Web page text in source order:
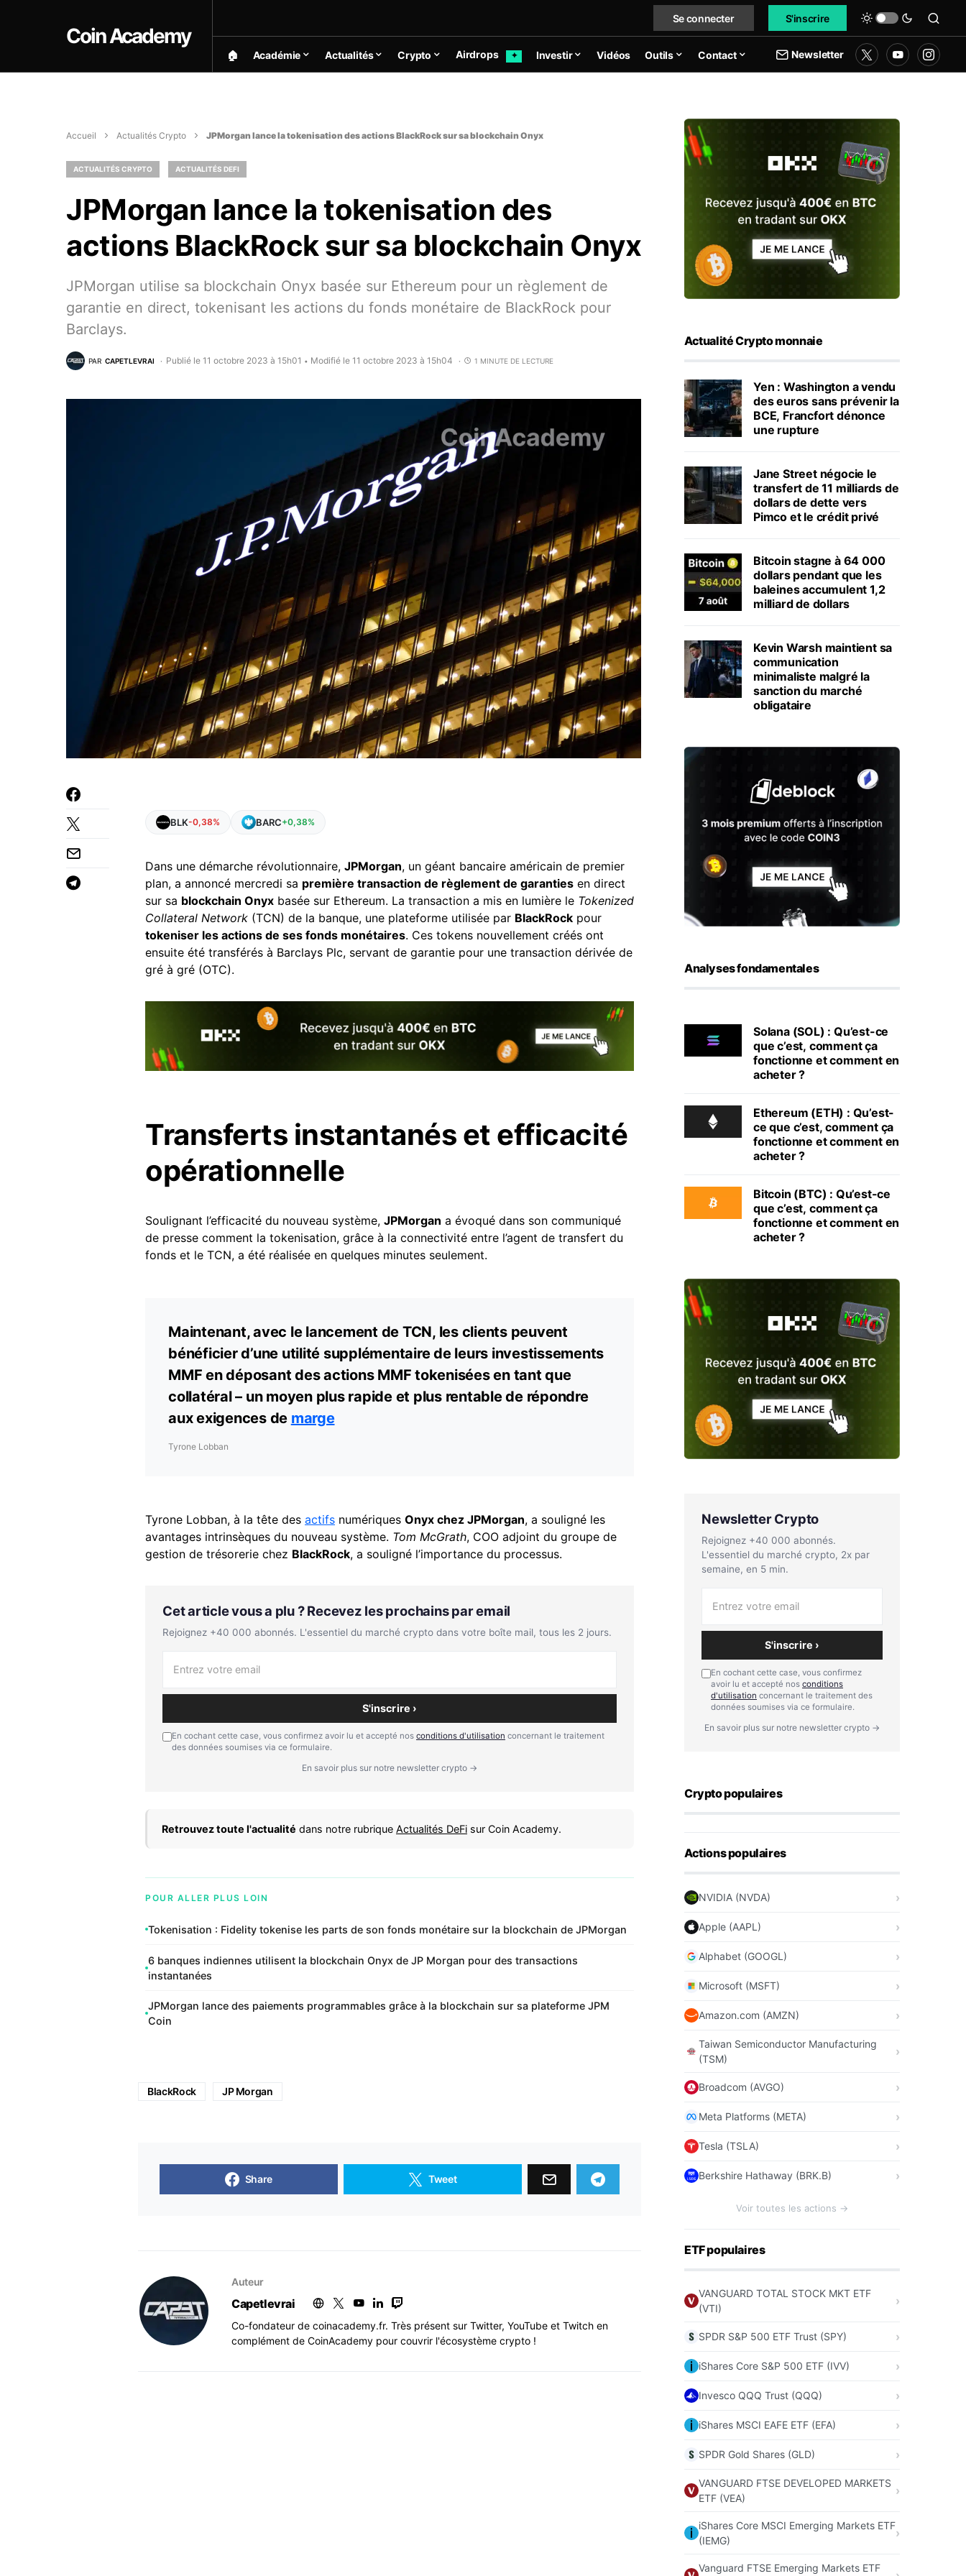
Coin Academy
Se connecter S'inscrire
🏠︎ Académie Actualités Crypto Airdrops ✦ Investir Vidéos Outils Contact Newsletter
Accueil Actualités Crypto JPMorgan lance la tokenisation des actions BlackRock sur sa blockchain Onyx
ACTUALITÉS CRYPTO ACTUALITÉS DEFI
JPMorgan lance la tokenisation des
actions BlackRock sur sa blockchain Onyx
JPMorgan utilise sa blockchain Onyx basée sur Ethereum pour un règlement de
garantie en direct, tokenisant les actions du fonds monétaire de BlackRock pour
Barclays.
PAR CAPETLEVRAI Publié le 11 octobre 2023 à 15h01 • Modifié le 11 octobre 2023 à 15h04 1 MINUTE DE LECTURE
BLK-0,38% BARC+0,38%
Dans une démarche révolutionnaire, JPMorgan, un géant bancaire américain de premier
plan, a annoncé mercredi sa première transaction de règlement de garanties en direct
sur sa blockchain Onyx basée sur Ethereum. La transaction a mis en lumière le Tokenized
Collateral Network (TCN) de la banque, une plateforme utilisée par BlackRock pour
tokeniser les actions de ses fonds monétaires. Ces tokens nouvellement créés ont
ensuite été transférés à Barclays Plc, servant de garantie pour une transaction dérivée de
gré à gré (OTC).
Transferts instantanés et efficacité
opérationnelle
Soulignant l’efficacité du nouveau système, JPMorgan a évoqué dans son communiqué
de presse comment la tokenisation, grâce à la connectivité entre l’agent de transfert du
fonds et le TCN, a été réalisée en quelques minutes seulement.
Maintenant, avec le lancement de TCN, les clients peuvent
bénéficier d’une utilité supplémentaire de leurs investissements
MMF en déposant des actions MMF tokenisées en tant que
collatéral – un moyen plus rapide et plus rentable de répondre
aux exigences de marge
Tyrone Lobban
Tyrone Lobban, à la tête des actifs numériques Onyx chez JPMorgan, a souligné les
avantages intrinsèques du nouveau système. Tom McGrath, COO adjoint du groupe de
gestion de trésorerie chez BlackRock, a souligné l’importance du processus.
Cet article vous a plu ? Recevez les prochains par email
Rejoignez +40 000 abonnés. L'essentiel du marché crypto dans votre boîte mail, tous les 2 jours.
S'inscrire ›
En cochant cette case, vous confirmez avoir lu et accepté nos conditions d'utilisation concernant le traitement
des données soumises via ce formulaire.
En savoir plus sur notre newsletter crypto →
Retrouvez toute l'actualité dans notre rubrique Actualités DeFi sur Coin Academy.
POUR ALLER PLUS LOIN
Tokenisation : Fidelity tokenise les parts de son fonds monétaire sur la blockchain de JPMorgan
6 banques indiennes utilisent la blockchain Onyx de JP Morgan pour des transactions
instantanées
JPMorgan lance des paiements programmables grâce à la blockchain sur sa plateforme JPM
Coin
BlackRock JP Morgan
Share Tweet
Auteur
Capetlevrai
Co-fondateur de coinacademy.fr. Très présent sur Twitter, YouTube et Twitch en
complément de CoinAcademy pour couvrir l'écosystème crypto !
Actualité Crypto monnaie
Yen : Washington a vendu
des euros sans prévenir la
BCE, Francfort dénonce
une rupture
Jane Street négocie le
transfert de 11 milliards de
dollars de dette vers
Pimco et le crédit privé
Bitcoin stagne à 64 000
dollars pendant que les
baleines accumulent 1,2
milliard de dollars
Kevin Warsh maintient sa
communication
minimaliste malgré la
sanction du marché
obligataire
Analyses fondamentales
Solana (SOL) : Qu’est-ce
que c’est, comment ça
fonctionne et comment en
acheter ?
Ethereum (ETH) : Qu’est-
ce que c’est, comment ça
fonctionne et comment en
acheter ?
Bitcoin (BTC) : Qu’est-ce
que c’est, comment ça
fonctionne et comment en
acheter ?
Newsletter Crypto
Rejoignez +40 000 abonnés.
L'essentiel du marché crypto, 2x par
semaine, en 5 min.
S'inscrire ›
En cochant cette case, vous confirmez
avoir lu et accepté nos conditions
d'utilisation concernant le traitement des
données soumises via ce formulaire.
En savoir plus sur notre newsletter crypto →
Crypto populaires
Actions populaires
NVIDIA (NVDA)
Apple (AAPL)
Alphabet (GOOGL)
Microsoft (MSFT)
Amazon.com (AMZN)
Taiwan Semiconductor Manufacturing
(TSM)
Broadcom (AVGO)
Meta Platforms (META)
Tesla (TSLA)
Berkshire Hathaway (BRK.B)
Voir toutes les actions →
ETF populaires
VANGUARD TOTAL STOCK MKT ETF
(VTI)
SPDR S&P 500 ETF Trust (SPY)
iShares Core S&P 500 ETF (IVV)
Invesco QQQ Trust (QQQ)
iShares MSCI EAFE ETF (EFA)
SPDR Gold Shares (GLD)
VANGUARD FTSE DEVELOPED MARKETS
ETF (VEA)
iShares Core MSCI Emerging Markets ETF
(IEMG)
Vanguard FTSE Emerging Markets ETF